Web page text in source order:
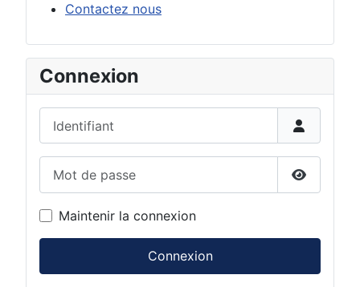
Contactez nous
Connexion
Afficher
Maintenir la connexion
Connexion